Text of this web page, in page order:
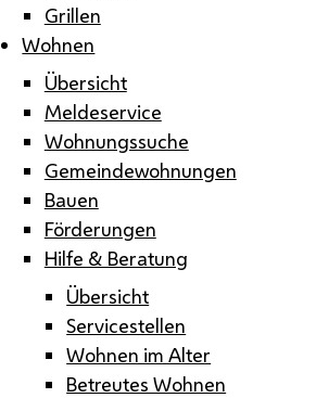
Grillen
Wohnen
Übersicht
Meldeservice
Wohnungssuche
Gemeindewohnungen
Bauen
Förderungen
Hilfe & Beratung
Übersicht
Servicestellen
Wohnen im Alter
Betreutes Wohnen